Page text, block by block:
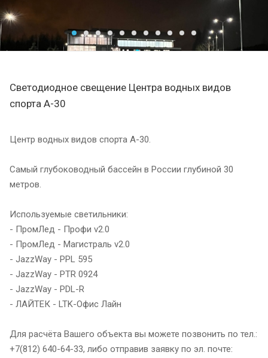
Светодиодное свещение Центра водных видов
спорта А-30
Центр водных видов спорта А-30.
Самый глубоководный бассейн в России глубиной 30
метров.
Используемые светильники:
- ПромЛед - Профи v2.0
- ПромЛед - Магистраль v2.0
- JazzWay - PPL 595
- JazzWay - PTR 0924
- JazzWay - PDL-R
- ЛАЙТЕК - LTK-Офис Лайн
Для расчёта Вашего объекта вы можете позвонить по тел.:
+7(812) 640-64-33, либо отправив заявку по эл. почте: